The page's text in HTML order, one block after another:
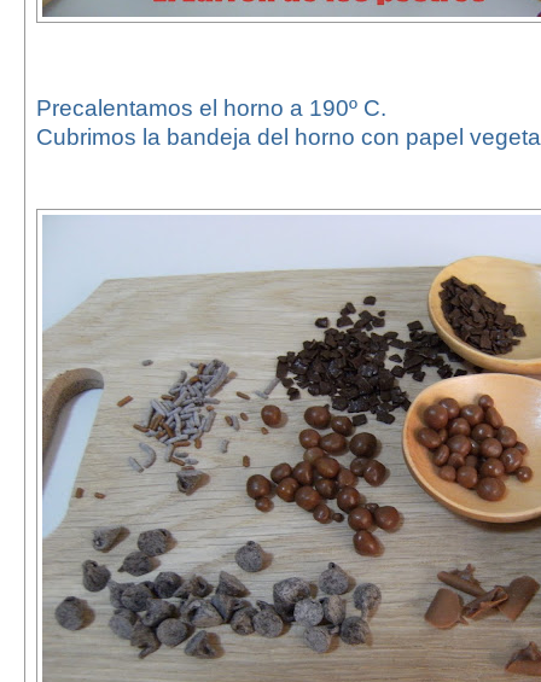
Precalentamos el horno a 190º C.
Cubrimos la bandeja del horno con papel